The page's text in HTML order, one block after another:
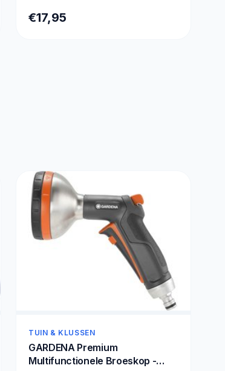
€17,95
TUIN & KLUSSEN
GARDENA Premium
Multifunctionele Broeskop -